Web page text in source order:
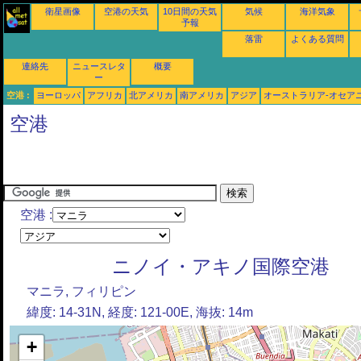
衛星画像 空港の天気
10日間の天気
予報
気候 海洋気象
落雷 よくある質問
連絡先
ニュースレタ
ー
概要
空港 : ヨーロッパ アフリカ 北アメリカ 南アメリカ アジア オーストラリア-オセア
空港
空港 :
ニノイ・アキノ国際空港
マニラ, フィリピン
緯度: 14-31N, 経度: 121-00E, 海抜: 14m
+